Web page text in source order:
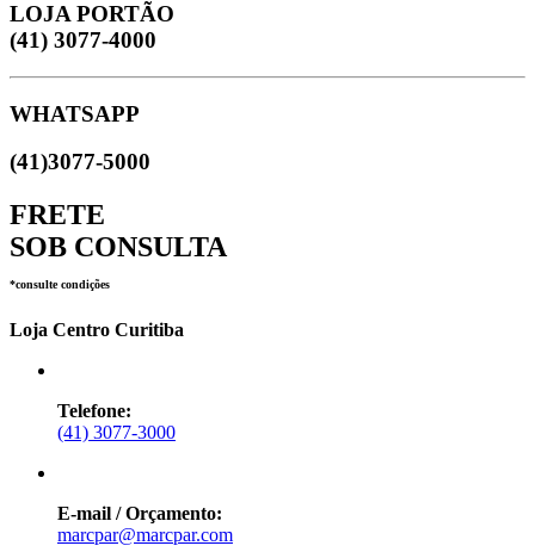
LOJA PORTÃO
(41) 3077-4000
WHATSAPP
(41)3077-5000
FRETE
SOB CONSULTA
*consulte condições
Loja Centro Curitiba
Telefone:
(41) 3077-3000
E-mail / Orçamento:
marcpar@marcpar.com